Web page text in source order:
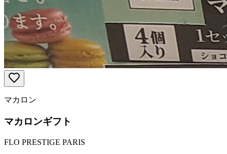
マカロン
マカロンギフト
FLO PRESTIGE PARIS